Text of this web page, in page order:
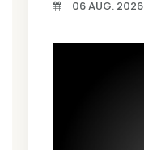
06 AUG. 2026